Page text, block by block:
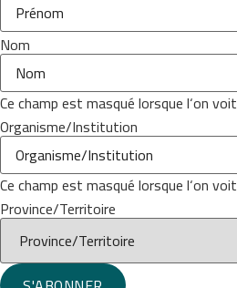
Nom
Ce champ est masqué lorsque l‘on
Organisme/Institution
Ce champ est masqué lorsque l‘on
Province/Territoire